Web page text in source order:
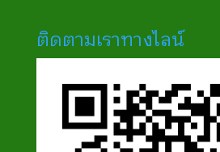
ติดตามเราทางไลน์